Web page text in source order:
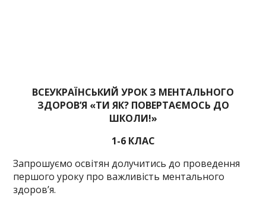
ВСЕУКРАЇНСЬКИЙ УРОК З МЕНТАЛЬНОГО
ЗДОРОВ’Я «ТИ ЯК? ПОВЕРТАЄМОСЬ ДО
ШКОЛИ!»
1-6 КЛАС
Запрошуємо освітян долучитись до проведення
першого уроку про важливість ментального
здоров’я.